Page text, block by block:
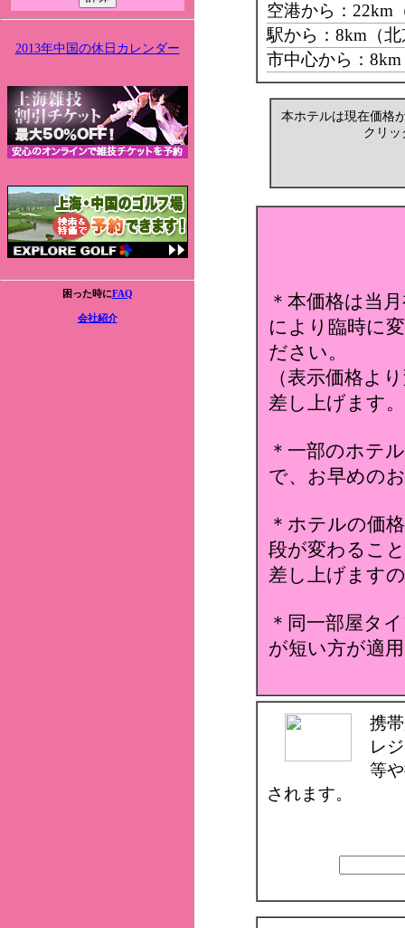
2013年中国の休日カレンダー
困った時にFAQ
会社紹介
空港から：22km
駅から：8km（
市中心から：
本ホテルは現在価格
クリッ
＊本価格は当
により臨時に
ださい。
（表示価格よ
差し上げます
＊一部のホテ
で、お早めの
＊ホテルの価
段が変わるこ
差し上げます
＊同一部屋タ
が短い方が適
携
レ
等
されます。